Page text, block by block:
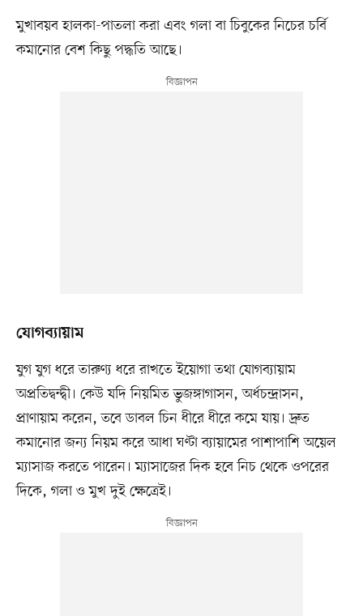
মুখাবয়ব হালকা-পাতলা করা এবং গলা বা চিবুকের নিচের চর্বি
কমানোর বেশ কিছু পদ্ধতি আছে।
যোগব্যায়াম
যুগ যুগ ধরে তারুণ্য ধরে রাখতে ইয়োগা তথা যোগব্যায়াম
অপ্রতিদ্বন্দ্বী। কেউ যদি নিয়মিত ভুজঙ্গাগাসন, অর্ধচন্দ্রাসন,
প্রাণায়াম করেন, তবে ডাবল চিন ধীরে ধীরে কমে যায়। দ্রুত
কমানোর জন্য নিয়ম করে আধা ঘণ্টা ব্যায়ামের পাশাপাশি অয়েল
ম্যাসাজ করতে পারেন। ম্যাসাজের দিক হবে নিচ থেকে ওপরের
দিকে, গলা ও মুখ দুই ক্ষেত্রেই।